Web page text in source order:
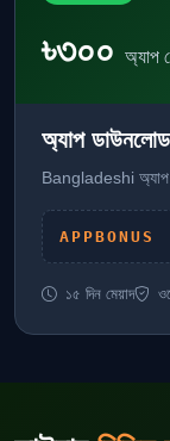
৳৩০০ অ্যাপ
অ্যাপ ডাউনলোড
Bangladeshi অ্যাপ
APPBONUS
১৫ দিন মেয়াদ